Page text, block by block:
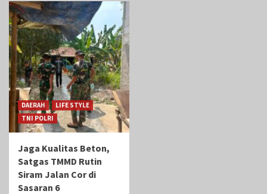
DAERAH
LIFE STYLE
TNI POLRI
Jaga Kualitas Beton,
Satgas TMMD Rutin
Siram Jalan Cor di
Sasaran 6